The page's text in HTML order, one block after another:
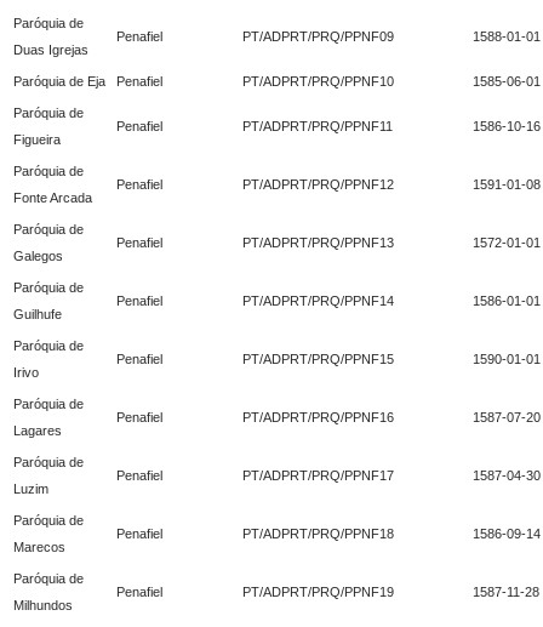
Paróquia de
Duas Igrejas
Penafiel PT/ADPRT/PRQ/PPNF09 1588-01-01
Paróquia de Eja Penafiel PT/ADPRT/PRQ/PPNF10 1585-06-01
Paróquia de
Figueira
Penafiel PT/ADPRT/PRQ/PPNF11 1586-10-16
Paróquia de
Fonte Arcada
Penafiel PT/ADPRT/PRQ/PPNF12 1591-01-08
Paróquia de
Galegos
Penafiel PT/ADPRT/PRQ/PPNF13 1572-01-01
Paróquia de
Guilhufe
Penafiel PT/ADPRT/PRQ/PPNF14 1586-01-01
Paróquia de
Irivo
Penafiel PT/ADPRT/PRQ/PPNF15 1590-01-01
Paróquia de
Lagares
Penafiel PT/ADPRT/PRQ/PPNF16 1587-07-20
Paróquia de
Luzim
Penafiel PT/ADPRT/PRQ/PPNF17 1587-04-30
Paróquia de
Marecos
Penafiel PT/ADPRT/PRQ/PPNF18 1586-09-14
Paróquia de
Milhundos
Penafiel PT/ADPRT/PRQ/PPNF19 1587-11-28